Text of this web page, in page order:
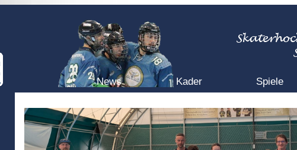
News Kader Spiele